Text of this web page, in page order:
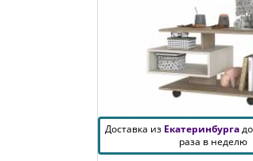
Доставка из Екатеринбурга
раза в неделю